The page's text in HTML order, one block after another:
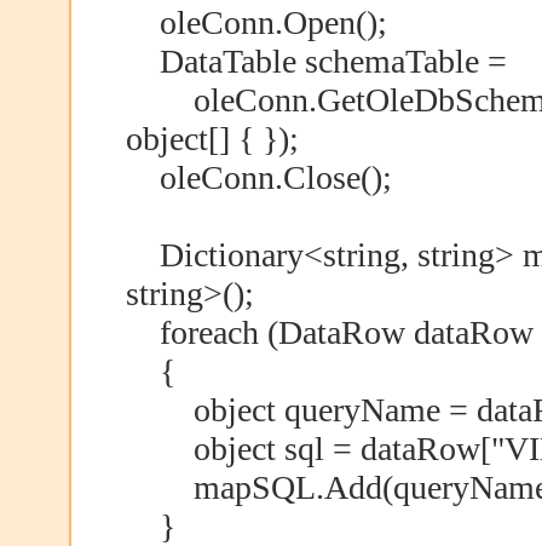
oleConn.Open();
DataTable schemaTable =
object[] { });
oleConn.Close();
Dictionary<string, string>
string>();
foreach (DataRow dataRow
{
object queryName =
object sql =
}